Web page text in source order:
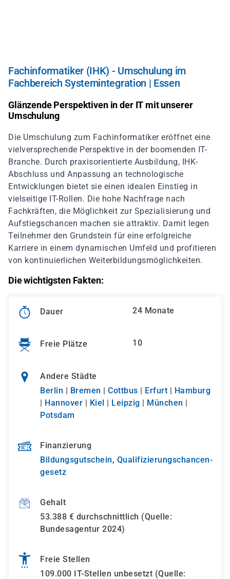
Fachinformatiker (IHK) - Umschulung im
Fachbereich Systemintegration | Essen
Glänzende Perspektiven in der IT mit unserer
Umschulung
Die Umschulung zum Fachinformatiker eröffnet eine
vielversprechende Perspektive in der boomenden IT-
Branche. Durch praxisorientierte Ausbildung, IHK-
Abschluss und Anpassung an technologische
Entwicklungen bietet sie einen idealen Einstieg in
vielseitige IT-Rollen. Die hohe Nachfrage nach
Fachkräften, die Möglichkeit zur Spezialisierung und
Aufstiegschancen machen sie attraktiv. Damit legen
Teilnehmer den Grundstein für eine erfolgreiche
Karriere in einem dynamischen Umfeld und profitieren
von kontinuierlichen Weiterbildungsmöglichkeiten.
Die wichtigsten Fakten:
Dauer 24 Monate
Freie Plätze 10
Andere Städte
Berlin | Bremen | Cottbus | Erfurt | Hamburg
| Hannover | Kiel | Leipzig | München |
Potsdam
Finanzierung
Bildungsgutschein, Qualifizierungs­chancen­
gesetz
Gehalt
53.388 € durchschnittlich (Quelle:
Bundesagentur 2024)
Freie Stellen
109.000 IT-Stellen unbesetzt (Quelle: